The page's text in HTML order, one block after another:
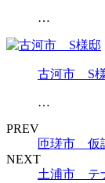
…
古河市 S
…
PREV
匝瑳市 仮
NEXT
土浦市 テ